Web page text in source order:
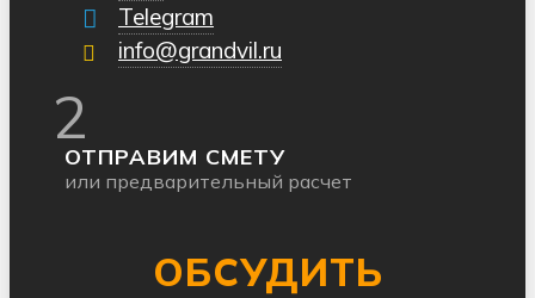
Telegram
info@grandvil.ru
2
ОТПРАВИМ СМЕТУ
или предварительный расчет
ОБСУДИТЬ